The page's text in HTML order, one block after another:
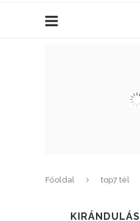
Főoldal top7 tél
KIRÁNDULÁS